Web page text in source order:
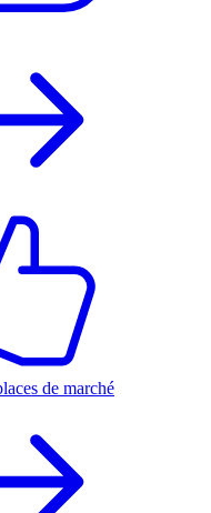
de marché